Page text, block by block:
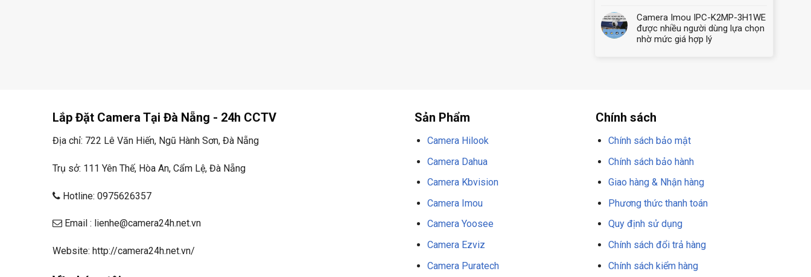
Camera Imou IPC-K2MP-3H1WE
được nhiều người dùng lựa chọn
nhờ mức giá hợp lý
Lắp Đặt Camera Tại Đà Nẵng - 24h CCTV
Địa chỉ: 722 Lê Văn Hiến, Ngũ Hành Sơn, Đà Nẵng
Trụ sở: 111 Yên Thế, Hòa An, Cẩm Lệ, Đà Nẵng
Hotline: 0975626357
Email : lienhe@camera24h.net.vn
Website: http://camera24h.net.vn/
Sản Phẩm
Camera Hilook
Camera Dahua
Camera Kbvision
Camera Imou
Camera Yoosee
Camera Ezviz
Camera Puratech
Chính sách
Chính sách bảo mật
Chính sách bảo hành
Giao hàng & Nhận hàng
Phương thức thanh toán
Quy định sử dụng
Chính sách đổi trả hàng
Chính sách kiểm hàng